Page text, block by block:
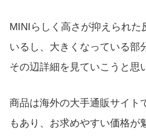
MINIらしく高さが抑えられた
いるし、大きくなっている部
その辺詳細を見ていこうと思
商品は海外の大手通販サイト
もあり、お求めやすい価格が